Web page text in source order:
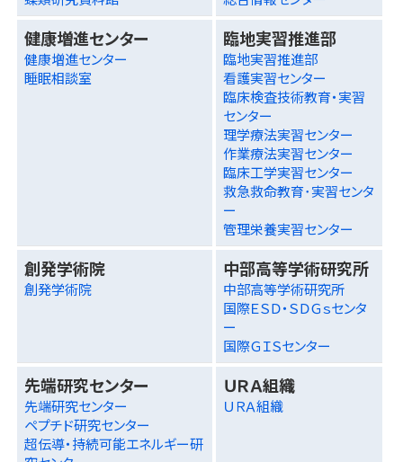
健康増進センター
健康増進センター
睡眠相談室
臨地実習推進部
臨地実習推進部
看護実習センター
臨床検査技術教育・実習
センター
理学療法実習センター
作業療法実習センター
臨床工学実習センター
救急救命教育･実習センタ
ー
管理栄養実習センター
創発学術院
創発学術院
中部高等学術研究所
中部高等学術研究所
国際ＥＳＤ・ＳＤＧｓセンタ
ー
国際ＧＩＳセンター
先端研究センター
先端研究センター
ペプチド研究センター
超伝導・持続可能エネルギー研
ＵＲＡ組織
ＵＲＡ組織